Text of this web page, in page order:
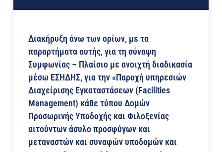
Διακήρυξη άνω των ορίων, με τα
παραρτήματα αυτής, για τη σύναψη
Συμφωνίας – Πλαίσιο με ανοιχτή διαδικασία
μέσω ΕΣΗΔΗΣ, για την «Παροχή υπηρεσιών
Διαχείρισης Εγκαταστάσεων (Facilities
Management) κάθε τύπου Δομών
Προσωρινής Υποδοχής και Φιλοξενίας
αιτούντων άσυλο προσφύγων και
μεταναστών και συναφών υποδομών και